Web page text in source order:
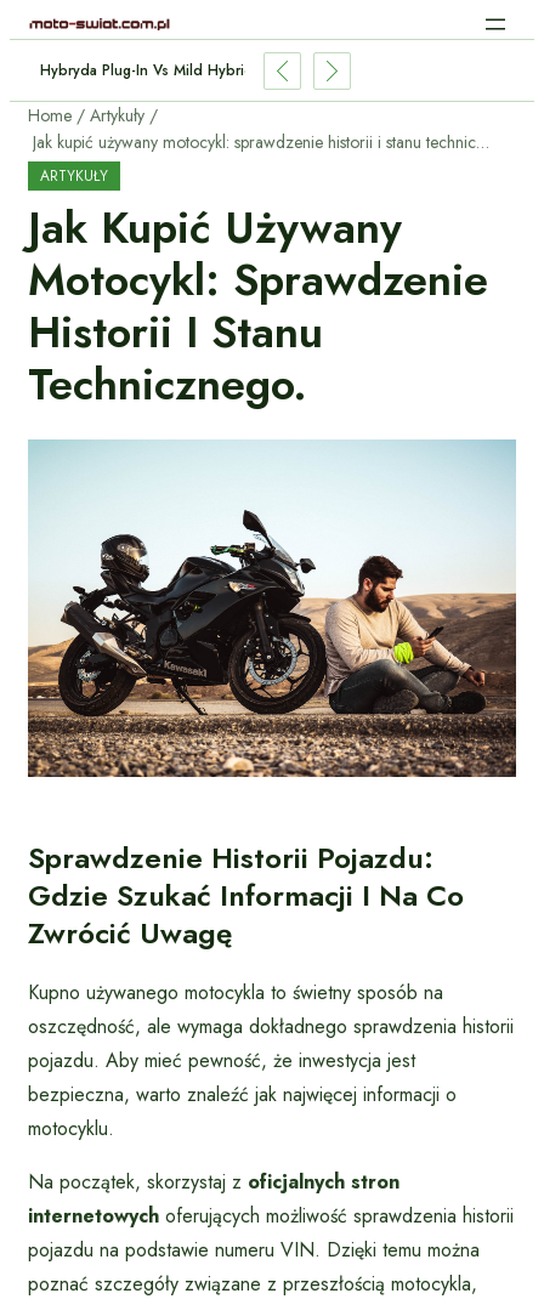
Aut Elektrycznych: Jak Działa Bez Kabli?
Home
Artykuły
Jak kupić używany motocykl: sprawdzenie historii i stanu technicznego.
ARTYKUŁY
Jak Kupić Używany
Motocykl: Sprawdzenie
Historii I Stanu
Technicznego.
Sprawdzenie Historii Pojazdu:
Gdzie Szukać Informacji I Na Co
Zwrócić Uwagę
Kupno używanego motocykla to świetny sposób na
oszczędność, ale wymaga dokładnego sprawdzenia historii
pojazdu. Aby mieć pewność, że inwestycja jest
bezpieczna, warto znaleźć jak najwięcej informacji o
motocyklu.
Na początek, skorzystaj z oficjalnych stron
internetowych oferujących możliwość sprawdzenia historii
pojazdu na podstawie numeru VIN. Dzięki temu można
poznać szczegóły związane z przeszłością motocykla,